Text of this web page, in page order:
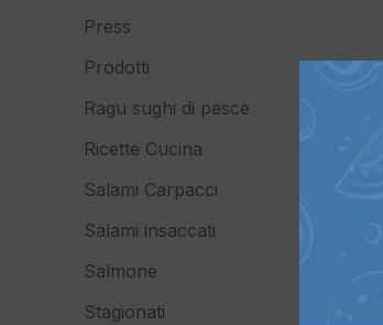
Press
Prodotti
Ragu sughi di pesce
Ricette Cucina
Salami Carpacci
Salami insaccati
Salmone
Stagionati